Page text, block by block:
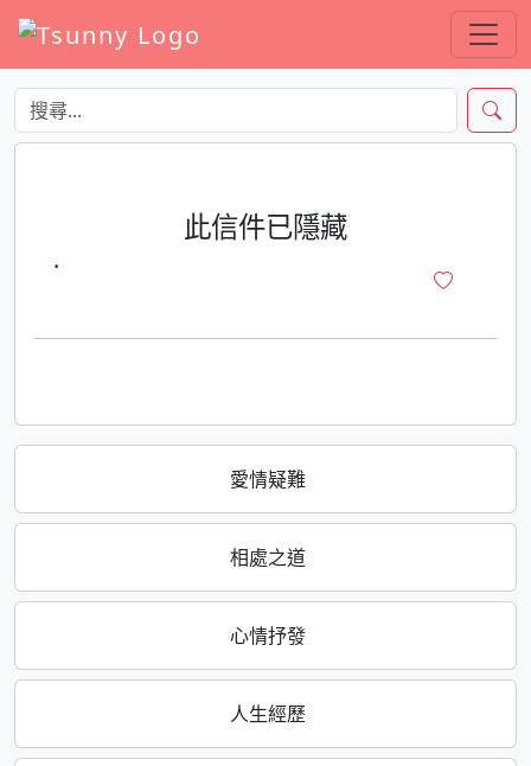
愛情疑難
相處之道
心情抒發
人生經歷
此信件已隱藏
·